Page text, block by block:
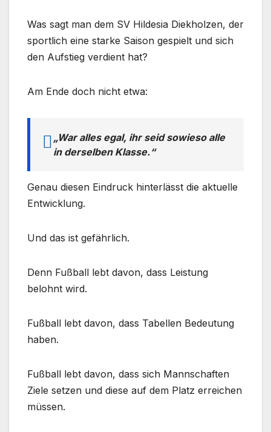
Was sagt man dem SV Hildesia Diekholzen, der
sportlich eine starke Saison gespielt und sich
den Aufstieg verdient hat?
Am Ende doch nicht etwa:
„War alles egal, ihr seid sowieso alle
in derselben Klasse.“
Genau diesen Eindruck hinterlässt die aktuelle
Entwicklung.
Und das ist gefährlich.
Denn Fußball lebt davon, dass Leistung
belohnt wird.
Fußball lebt davon, dass Tabellen Bedeutung
haben.
Fußball lebt davon, dass sich Mannschaften
Ziele setzen und diese auf dem Platz erreichen
müssen.